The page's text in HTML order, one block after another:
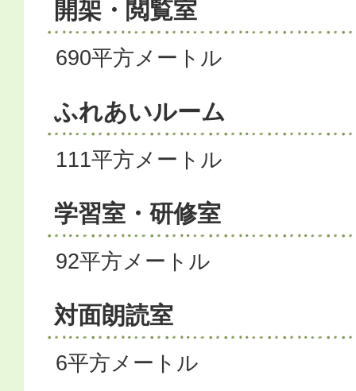
開架・閲覧室
690平方メートル
ふれあいルーム
111平方メートル
学習室・研修室
92平方メートル
対面朗読室
6平方メートル